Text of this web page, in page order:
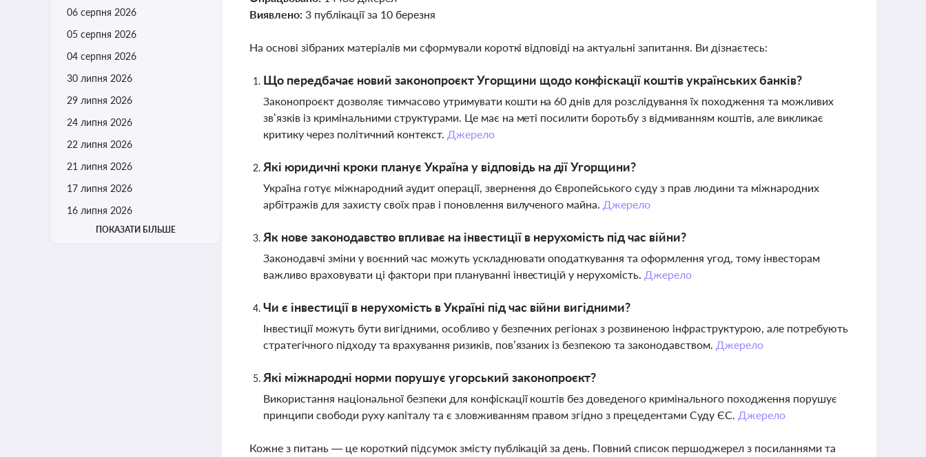
06 серпня 2026
05 серпня 2026
04 серпня 2026
30 липня 2026
29 липня 2026
24 липня 2026
22 липня 2026
21 липня 2026
17 липня 2026
16 липня 2026
ПОКАЗАТИ БІЛЬШЕ
Виявлено: 3 публікації за 10 березня
На основі зібраних матеріалів ми сформували короткі відповіді на актуальні запитання. Ви дізнаєтесь:
Що передбачає новий законопроєкт Угорщини щодо конфіскації коштів українських банків?
Законопроєкт дозволяє тимчасово утримувати кошти на 60 днів для розслідування їх походження та можливих
зв’язків із кримінальними структурами. Це має на меті посилити боротьбу з відмиванням коштів, але викликає
критику через політичний контекст. Джерело
Які юридичні кроки планує Україна у відповідь на дії Угорщини?
Україна готує міжнародний аудит операції, звернення до Європейського суду з прав людини та міжнародних
арбітражів для захисту своїх прав і поновлення вилученого майна. Джерело
Як нове законодавство впливає на інвестиції в нерухомість під час війни?
Законодавчі зміни у воєнний час можуть ускладнювати оподаткування та оформлення угод, тому інвесторам
важливо враховувати ці фактори при плануванні інвестицій у нерухомість. Джерело
Чи є інвестиції в нерухомість в Україні під час війни вигідними?
Інвестиції можуть бути вигідними, особливо у безпечних регіонах з розвиненою інфраструктурою, але потребують
стратегічного підходу та врахування ризиків, пов’язаних із безпекою та законодавством. Джерело
Які міжнародні норми порушує угорський законопроєкт?
Використання національної безпеки для конфіскації коштів без доведеного кримінального походження порушує
принципи свободи руху капіталу та є зловживанням правом згідно з прецедентами Суду ЄС. Джерело
Кожне з питань — це короткий підсумок змісту публікацій за день. Повний список першоджерел з посиланнями та